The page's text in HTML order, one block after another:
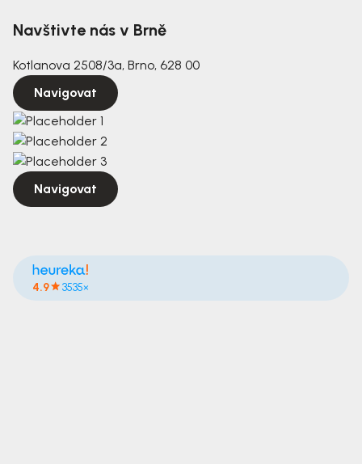
Navštivte nás v Brně
Kotlanova 2508/3a, Brno, 628 00
Navigovat
Navigovat
4.9 3535×